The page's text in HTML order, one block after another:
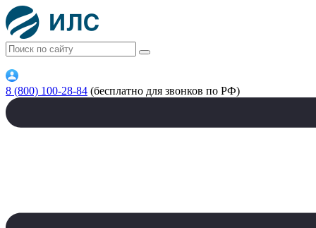
8 (800) 100-28-84 (бесплатно для звонков по РФ)